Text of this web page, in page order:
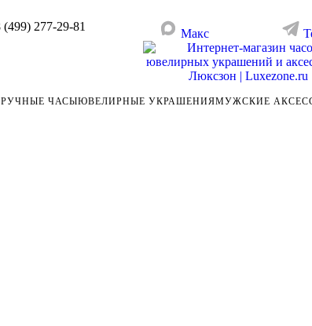
(499) 277-29-81
Макс
ЧАСЫЮВЕЛИРНЫЕ УКРАШЕНИЯМУЖСКИЕ